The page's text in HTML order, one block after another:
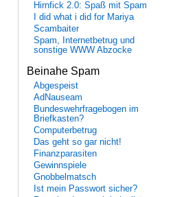
Hirnfick 2.0: Spaß mit Spam
I did what i did for Mariya
Scambaiter
Spam, Internetbetrug und
sonstige WWW Abzocke
Beinahe Spam
Abgespeist
AdNauseam
Bundeswehrfragebogen im
Briefkasten?
Computerbetrug
Das geht so gar nicht!
Finanzparasiten
Gewinnspiele
Gnobbelmatsch
Ist mein Passwort sicher?